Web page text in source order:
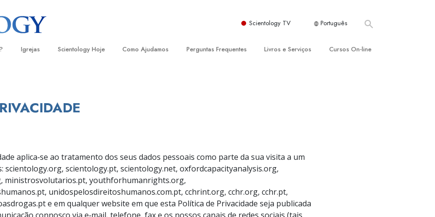
Scientology TV Português
Dizem
de Scientology
Igrejas
Organizações Avançadas
A levar Scientology ao Mundo
Scientology Hoje
David Miscavige — Líder Eclesiástico
Como Ajudamos
Unidos para os Direitos Humanos
Comissão dos Cidadãos para os
Direitos Humanos
Perguntas Frequentes Livros e Serviços Cursos On‑line
Integridade e Honestidade
Casamento
A Escala de Tom Emocional
aplica‑se ao tratamento dos seus dados pessoais como parte da sua visita a um
scientology.org, scientology.pt, scientology.net, oxfordcapacityanalysis.org,
ministrosvolutarios.pt, youthforhumanrights.org,
unidospelosdireitoshumanos.com.pt, cchrint.org, cchr.org, cchr.pt,
e em qualquer website em que esta Política de Privacidade seja publicada